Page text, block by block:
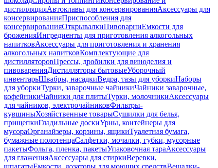
дистилляцияАвтоклавы для консервированияАксессуары для
консервированияПриспособления для
консервированияОткрывалкиПивоварниЕмкости для
броженияИнгредиенты для приготовления алкогольных
напитковАксессуары для приготовления и хранения
алкогольных напитковКомплектующие для
дистилляторовПрессы, дробилки для виноделия и
пивоваренияДистилляторы бытовыеУборочный
инвентарьШвабры, насадкиВедра, тазы для уборкиНаборы
для уборкиТурки, заварочные чайникиЧайники заварочные,
кофейникиЧайники для плитыТурки, молочникиАксессуары
для чайников, электрочайниковФильтры-
кувшиныХозяйственные товарыСушилки для белья,
прищепкиГладильные доскиУрны, контейнеры для
мусораОрганайзеры, корзины, ящикиТуалетная бумага,
бумажные полотенцаСалфетки, мочалки, губки, мусорные
пакетыФольга, пленка, пакетыУпаковочная тараАксессуары
для глаженияАксессуары для стиркиВеревки,
шпагатыЕмкости, дозаторы для моющих средствВешалки-